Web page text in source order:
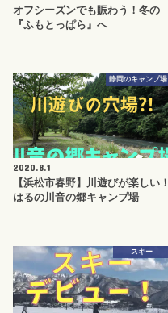
オフシーズンでも賑わう！冬の
『ふもとっぱら』へ
静岡のキャンプ場
2020.8.1
【浜松市春野】川遊びが楽しい！
はるの川音の郷キャンプ場
スキー